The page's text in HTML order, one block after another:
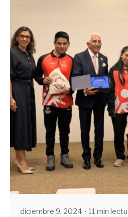
Enviado por
UHE
diciembre 9, 2024 11 min